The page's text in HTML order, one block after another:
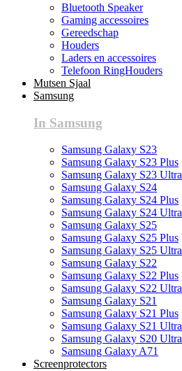
Bluetooth Speaker
Gaming accessoires
Gereedschap
Houders
Laders en accessoires
Telefoon RingHouders
Mutsen Sjaal
Samsung
In Samsung
Samsung Galaxy S23
Samsung Galaxy S23 Plus
Samsung Galaxy S23 Ultra
Samsung Galaxy S24
Samsung Galaxy S24 Plus
Samsung Galaxy S24 Ultra
Samsung Galaxy S25
Samsung Galaxy S25 Plus
Samsung Galaxy S25 Ultra
Samsung Galaxy S22
Samsung Galaxy S22 Plus
Samsung Galaxy S22 Ultra
Samsung Galaxy S21
Samsung Galaxy S21 Plus
Samsung Galaxy S21 Ultra
Samsung Galaxy S20 Ultra
Samsung Galaxy A71
Screenprotectors